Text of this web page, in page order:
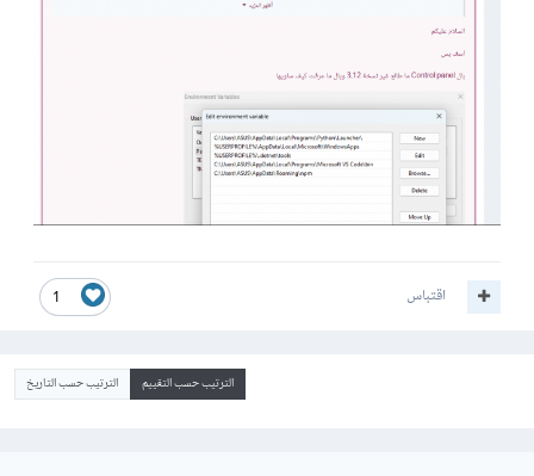
1 اقتباس
الترتيب حسب التقييم الترتيب حسب التاريخ